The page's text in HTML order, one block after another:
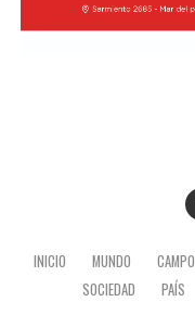
INICIO MUNDO CAMPO
SOCIEDAD
PAÍS